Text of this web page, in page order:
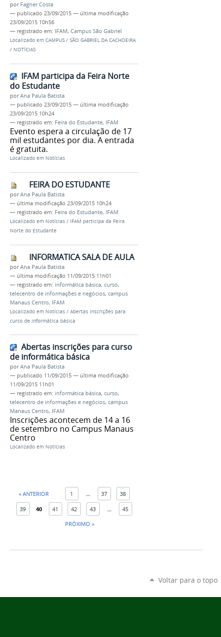
por Fagner Costa
— publicado 23/09/2015 — última modificação
23/09/2015 10h56
— registrado em: IFAM, Campus São Gabriel
Localizado em CAMPUS / SÃO GABRIEL DA CACHOEIRA
/ NOTÍCIAS
IFAM participa da Feira Norte
do Estudante
porAna Paula Batista
— publicado 23/09/2015 — última modificação
23/09/2015 10h24
— registrado em: Feira do Estudante, IFAM
Evento espera a circulação de 17
mil estudantes por dia. A entrada
é gratuita.
Localizado em Notícias
FEIRA DO ESTUDANTE
porAna Paula Batista
— última modificação 23/09/2015 10h24
— registrado em: Feira do Estudante, IFAM
Localizado em Notícias / IFAM participa da Feira
Norte do Estudante
INFORMATICA SALA DE AULA
porAna Paula Batista
— última modificação 11/09/2015 11h01
— registrado em: informática básica, curso,
telecentro de informações e negócios, campus
Manaus Centro, IFAM
Localizado em Notícias / Abertas inscrições para
curso de informática básica
Abertas inscrições para curso
de informática básica
porAna Paula Batista
— publicado 11/09/2015 — última modificação
11/09/2015 11h01
— registrado em: informática básica, curso,
telecentro de informações e negócios, campus
Manaus Centro, IFAM
Inscrições acontecem de 14 a 16
de setembro no Campus Manaus
Centro
Localizado em Notícias
« ANTERIOR 1 ... 37 38
39 40 41 42 43 ...
45
PRÓXIMO »
Voltar para o topo